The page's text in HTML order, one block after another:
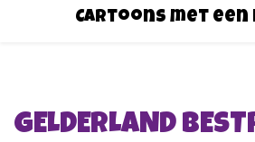
Cartoons met een
GELDERLAND